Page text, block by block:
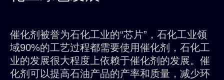
催化剂被誉为石化工业的“芯片”，石化工业领
域90%的工艺过程都需要使用催化剂，石化工
业的发展很大程度上依赖于催化剂的发展。催
化剂可以提高石油产品的产率和质量，减少环